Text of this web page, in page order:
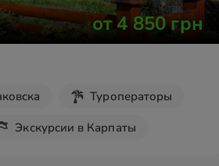
от 4 850грн
Туроператоры
Экскурсии в Карпаты